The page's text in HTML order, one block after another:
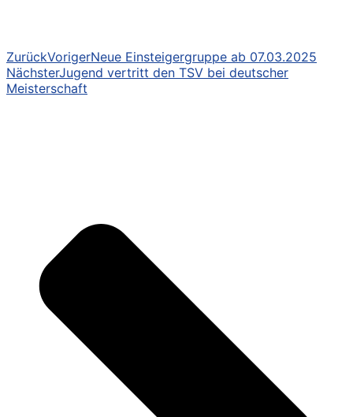
ZurückVorigerNeue Einsteigergruppe ab 07.03.2025
NächsterJugend vertritt den TSV bei deutscher
Meisterschaft